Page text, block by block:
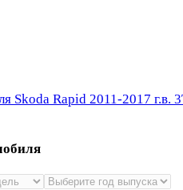
Skoda Rapid 2011-2017 г.в.